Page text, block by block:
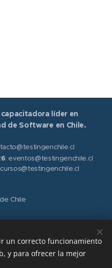
líder en
de Software en Chile.
: eventos@testingenchile.cl
Chile
de privacidad.
un correcto funcionamiento
y para ofrecer la mejor